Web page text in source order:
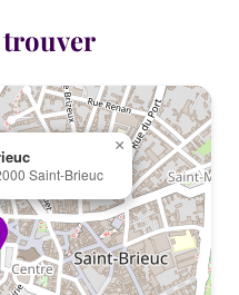
Saint-Brieuc
×